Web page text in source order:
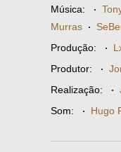
Música: ·
Murras ·
Produção: ·
Produtor: ·
Realização: ·
Som: · Hugo